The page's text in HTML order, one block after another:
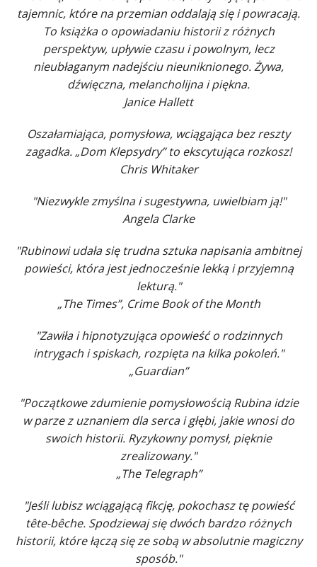
tajemnic, które na przemian oddalają się i powracają.
To książka o opowiadaniu historii z różnych
perspektyw, upływie czasu i powolnym, lecz
nieubłaganym nadejściu nieuniknionego. Żywa,
dźwięczna, melancholijna i piękna.
Janice Hallett
Oszałamiająca, pomysłowa, wciągająca bez reszty
zagadka. „Dom Klepsydry” to ekscytująca rozkosz!
Chris Whitaker
"Niezwykle zmyślna i sugestywna, uwielbiam ją!"
Angela Clarke
"Rubinowi udała się trudna sztuka napisania ambitnej
powieści, która jest jednocześnie lekką i przyjemną
lekturą."
„The Times”, Crime Book of the Month
"Zawiła i hipnotyzująca opowieść o rodzinnych
intrygach i spiskach, rozpięta na kilka pokoleń."
„Guardian”
"Początkowe zdumienie pomysłowością Rubina idzie
w parze z uznaniem dla serca i głębi, jakie wnosi do
swoich historii. Ryzykowny pomysł, pięknie
zrealizowany."
„The Telegraph”
"Jeśli lubisz wciągającą fikcję, pokochasz tę powieść
tête-bêche. Spodziewaj się dwóch bardzo różnych
historii, które łączą się ze sobą w absolutnie magiczny
sposób."